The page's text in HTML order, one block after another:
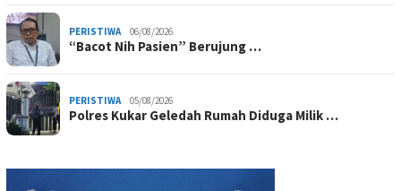
PERISTIWA 06/08/2026
“Bacot Nih Pasien” Berujung …
PERISTIWA 05/08/2026
Polres Kukar Geledah Rumah Diduga Milik …